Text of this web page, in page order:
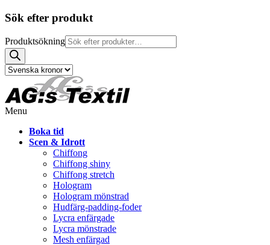
Sök efter produkt
Produktsökning
Menu
Boka tid
Scen & Idrott
Chiffong
Chiffong shiny
Chiffong stretch
Hologram
Hologram mönstrad
Hudfärg-padding-foder
Lycra enfärgade
Lycra mönstrade
Mesh enfärgad